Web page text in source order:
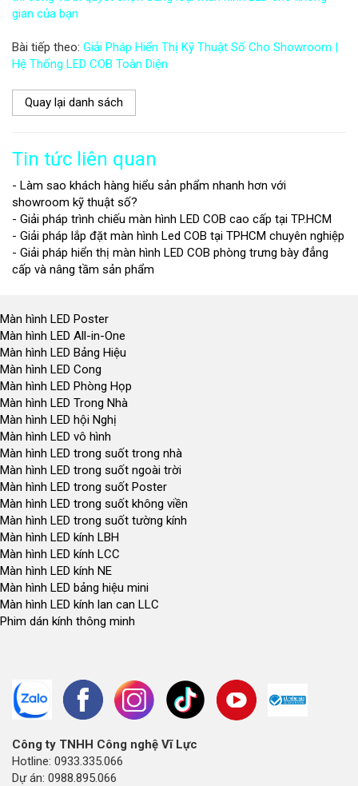
gian của bạn
Bài tiếp theo: Giải Pháp Hiển Thị Kỹ Thuật Số Cho Showroom |
Hệ Thống LED COB Toàn Diện
Quay lại danh sách
Tin tức liên quan
- Làm sao khách hàng hiểu sản phẩm nhanh hơn với
showroom kỹ thuật số?
- Giải pháp trình chiếu màn hình LED COB cao cấp tại TP.HCM
- Giải pháp lắp đặt màn hình Led COB tại TPHCM chuyên nghiệp
- Giải pháp hiển thị màn hình LED COB phòng trưng bày đẳng
cấp và nâng tầm sản phẩm
Màn hình LED Poster
Màn hình LED All-in-One
Màn hình LED Bảng Hiệu
Màn hình LED Cong
Màn hình LED Phòng Họp
Màn hình LED Trong Nhà
Màn hình LED hội Nghị
Màn hình LED vô hình
Màn hình LED trong suốt trong nhà
Màn hình LED trong suốt ngoài trời
Màn hình LED trong suốt Poster
Màn hình LED trong suốt không viền
Màn hình LED trong suốt tường kính
Màn hình LED kính LBH
Màn hình LED kính LCC
Màn hình LED kính NE
Màn hình LED bảng hiệu mini
Màn hình LED kính lan can LLC
Phim dán kính thông minh
Công ty TNHH Công nghệ Vĩ Lực
Hotline: 0933.335.066
Dự án: 0988.895.066